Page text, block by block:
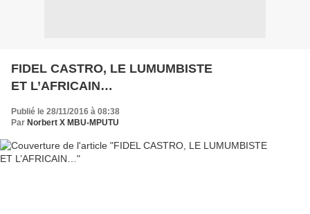
FIDEL CASTRO, LE LUMUMBISTE
ET L’AFRICAIN…
Publié le 28/11/2016 à 08:38
Par Norbert X MBU-MPUTU